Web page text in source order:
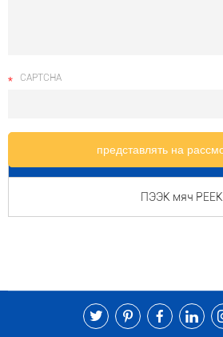
CAPTCHA
наименование
ПЭЭК мяч PEEK